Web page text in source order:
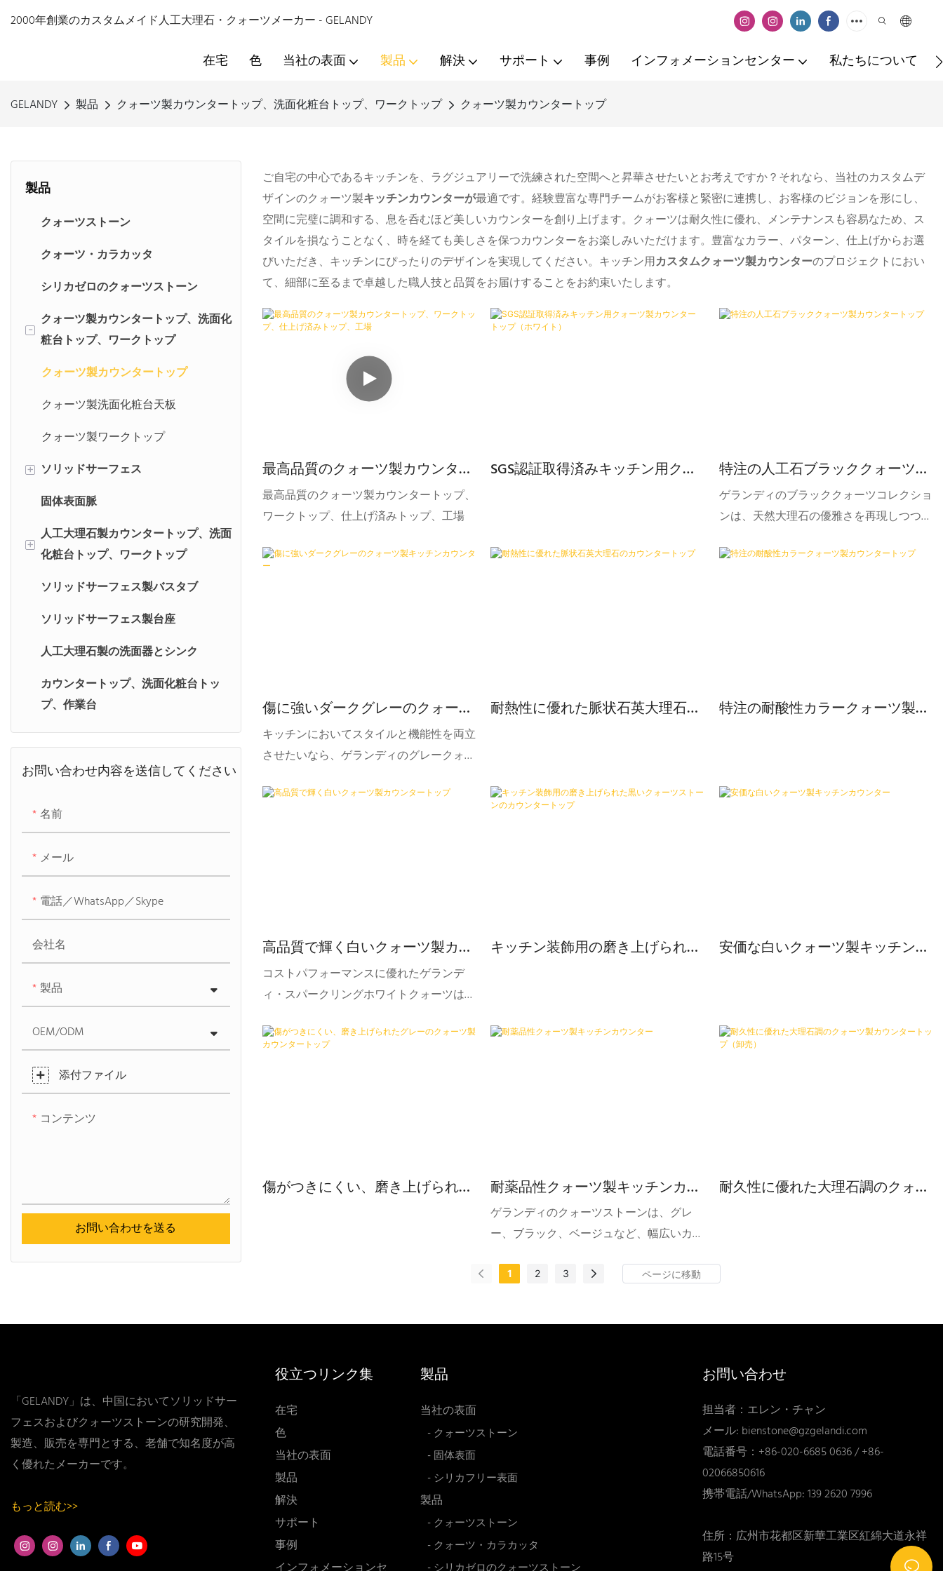
2000年創業のカスタムメイド人工大理石・クォーツメーカー - GELANDY
在宅 色 当社の表面 製品 解決 サポート 事例 インフォメーションセンター 私たちについて
GELANDY 製品 クォーツ製カウンタートップ、洗面化粧台トップ、ワークトップ クォーツ製カウンタートップ
製品
クォーツストーン
クォーツ・カラカッタ
シリカゼロのクォーツストーン
-
クォーツ製カウンタートップ、洗面化
粧台トップ、ワークトップ
クォーツ製カウンタートップ
クォーツ製洗面化粧台天板
クォーツ製ワークトップ
+ ソリッドサーフェス
純アクリルソリッドサーフェス
改質アクリル系人工大理石
固体表面脈
+ 人工大理石製カウンタートップ、洗面
化粧台トップ、ワークトップ
人工大理石製カウンタートップ
ソリッドサーフェス製洗面化粧台
天板
ソリッドサーフェス製ワークトッ
プ
ソリッドサーフェス製バスタブ
ソリッドサーフェス製台座
人工大理石製の洗面器とシンク
カウンタートップ、洗面化粧台トッ
プ、作業台
お問い合わせ内容を送信してください
名前
メール
電話／WhatsApp／Skype
会社名
製品
OEM/ODM
添付ファイル
コンテンツ
お問い合わせを送る
ご自宅の中心であるキッチンを、ラグジュアリーで洗練された空間へと昇華させたいとお考えですか？それなら、当社のカスタムデ
ザインのクォーツ製キッチンカウンターが最適です。経験豊富な専門チームがお客様と緊密に連携し、お客様のビジョンを形にし、
空間に完璧に調和する、息を呑むほど美しいカウンターを創り上げます。クォーツは耐久性に優れ、メンテナンスも容易なため、ス
タイルを損なうことなく、時を経ても美しさを保つカウンターをお楽しみいただけます。豊富なカラー、パターン、仕上げからお選
びいただき、キッチンにぴったりのデザインを実現してください。キッチン用カスタムクォーツ製カウンターのプロジェクトにおい
て、細部に至るまで卓越した職人技と品質をお届けすることをお約束いたします。
最高品質のクォーツ製カウンター
トップ、ワークトップ、仕上げ済
みトップ、工場
最高品質のクォーツ製カウンタートップ、
ワークトップ、仕上げ済みトップ、工場
SGS認証取得済みキッチン用クォ
特注の人工石ブラッククォーツ製
カウンタートップ
ゲランディのブラッククォーツコレクショ
ンは、天然大理石の優雅さを再現しつつ、
す。多彩な模様と質感を持つこのコレクシ
傷に強いダークグレーのクォーツ
製キッチンカウンター
キッチンにおいてスタイルと機能性を両立
させたいなら、ゲランディのグレークォー
して際立っています。耐久性、洗練された
ンディのグレークォーツは、デザイン性と
機能性の完璧なバランスを実現します。
耐熱性に優れた脈状石英大理石の
特注の耐酸性カラークォーツ製カ
高品質で輝く白いクォーツ製カウ
ンタートップ
コストパフォーマンスに優れたゲランデ
ィ・スパークリングホワイトクォーツは、
用されています。この素材には以下の特徴
キッチン装飾用の磨き上げられた
安価な白いクォーツ製キッチンカ
傷がつきにくい、磨き上げられた
耐薬品性クォーツ製キッチンカウ
ンター
ゲランディのクォーツストーンは、グレ
ー、ブラック、ベージュなど、幅広いカラ
な空間デザインのニーズに対応します。
耐久性に優れた大理石調のクォー
1 2 3
「GELANDY」は、中国においてソリッドサー
フェスおよびクォーツストーンの研究開発、
製造、販売を専門とする、老舗で知名度が高
く優れたメーカーです。
もっと読む>>
役立つリンク集
在宅
色
当社の表面
製品
解決
サポート
事例
製品
当社の表面
- クォーツストーン
- 固体表面
- シリカフリー表面
製品
- クォーツストーン
- クォーツ・カラカッタ
お問い合わせ
担当者：エレン・チャン
メール: bienstone@gzgelandi.com
電話番号：+86-020-6685 0636 / +86-
02066850616
携帯電話/WhatsApp: 139 2620 7996
住所：広州市花都区新華工業区紅綿大道永祥
路15号